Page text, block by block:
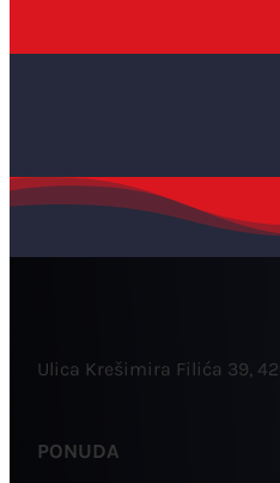
Ulica Krešimira Filića 39,
PONUDA